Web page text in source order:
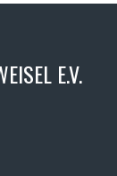
E.V.